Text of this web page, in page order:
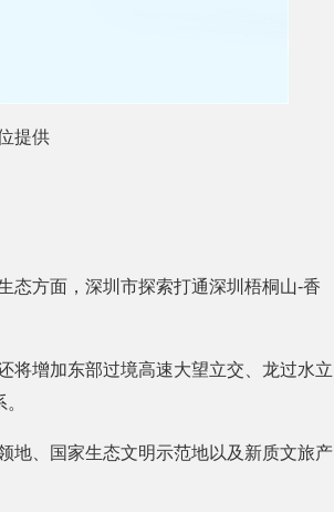
提供
态方面，深圳市探索打通深圳梧桐山-香
将增加东部过境高速大望立交、龙过水立
地、国家生态文明示范地以及新质文旅产